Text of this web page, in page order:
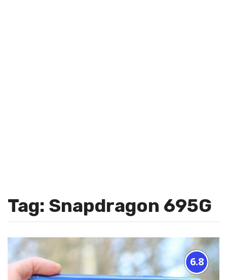
Tag: Snapdragon 695G
6.8